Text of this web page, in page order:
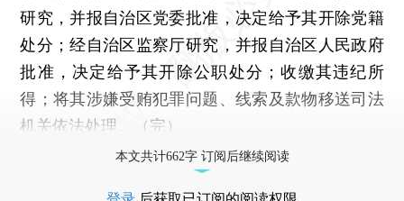
研究，并报自治区党委批准，决定给予其开除党籍
处分；经自治区监察厅研究，并报自治区人民政府
批准，决定给予其开除公职处分；收缴其违纪所
得；将其涉嫌受贿犯罪问题、线索及款物移送司法
机关依法处理。（完）
本文共计662字 订阅后继续阅读